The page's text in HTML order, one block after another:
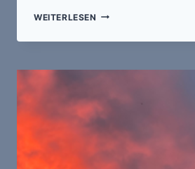
WEITERLESEN DURCHGEBRANNT
GEBRANDMARKT